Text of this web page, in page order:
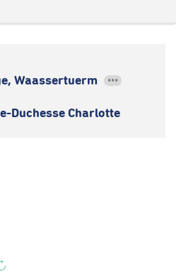
Waassertuerm •••
Duchesse Charlotte